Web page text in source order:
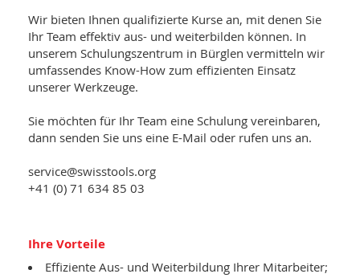
Wir bieten Ihnen qualifizierte Kurse an, mit denen Sie
Ihr Team effektiv aus- und weiterbilden können. In
unserem Schulungszentrum in Bürglen vermitteln wir
umfassendes Know-How zum effizienten Einsatz
unserer Werkzeuge.
Sie möchten für Ihr Team eine Schulung vereinbaren,
dann senden Sie uns eine E-Mail oder rufen uns an.
service@swisstools.org
+41 (0) 71 634 85 03
Ihre Vorteile
Effiziente Aus- und Weiterbildung Ihrer Mitarbeiter;